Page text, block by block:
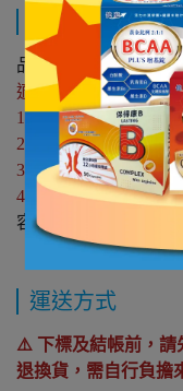
規格說明
品名：立得康 均衡配
適合對象：
1.體質虛弱、食慾差
2.流質/管灌飲食
3.咀嚼/吞嚥困難、牙
4.手術、病中病後調
容量：237mlx24入
運送方式
⚠️ 下標及結帳前，請
退換貨，需自行負擔